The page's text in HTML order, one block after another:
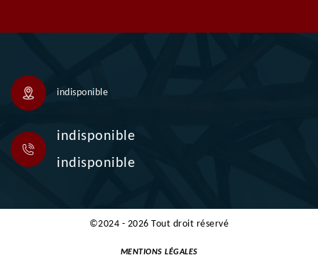
indisponible
indisponible
indisponible
©2024 - 2026 Tout droit réservé
MENTIONS LÉGALES